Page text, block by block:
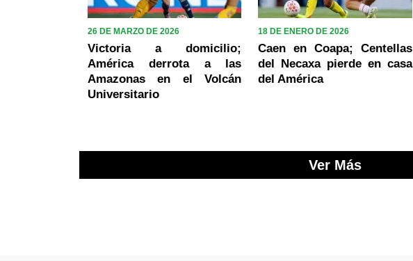
26 DE MARZO DE 2026
Victoria a domicilio;
América derrota a las
Amazonas en el Volcán
Universitario
18 DE ENERO DE 2026
Caen en Coapa; Centellas
del Necaxa pierde en casa
del América
Ver Más